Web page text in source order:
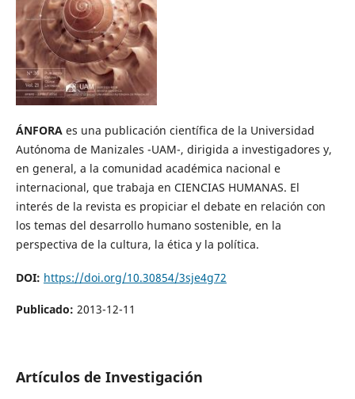
ÁNFORAes una publicación científica de la Universidad
Autónoma de Manizales -UAM-, dirigida a investigadores y,
en general, a la comunidad académica nacional e
internacional, que trabaja en CIENCIAS HUMANAS. El
interés de la revista es propiciar el debate en relación con
los temas del desarrollo humano sostenible, en la
perspectiva de la cultura, la ética y la política.
DOI: https://doi.org/10.30854/3sje4g72
Publicado: 2013-12-11
Artículos de Investigación